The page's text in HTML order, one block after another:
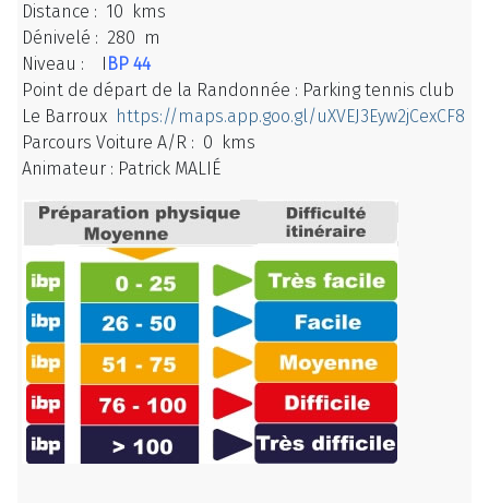
Distance : 10 kms
Dénivelé : 280 m
Niveau : I BP 44
Point de départ de la Randonnée : Parking tennis club
Le Barroux https://maps.app.goo.gl/uXVEJ3Eyw2jCexCF8
Parcours Voiture A/R : 0 kms
Animateur : Patrick MALIÉ